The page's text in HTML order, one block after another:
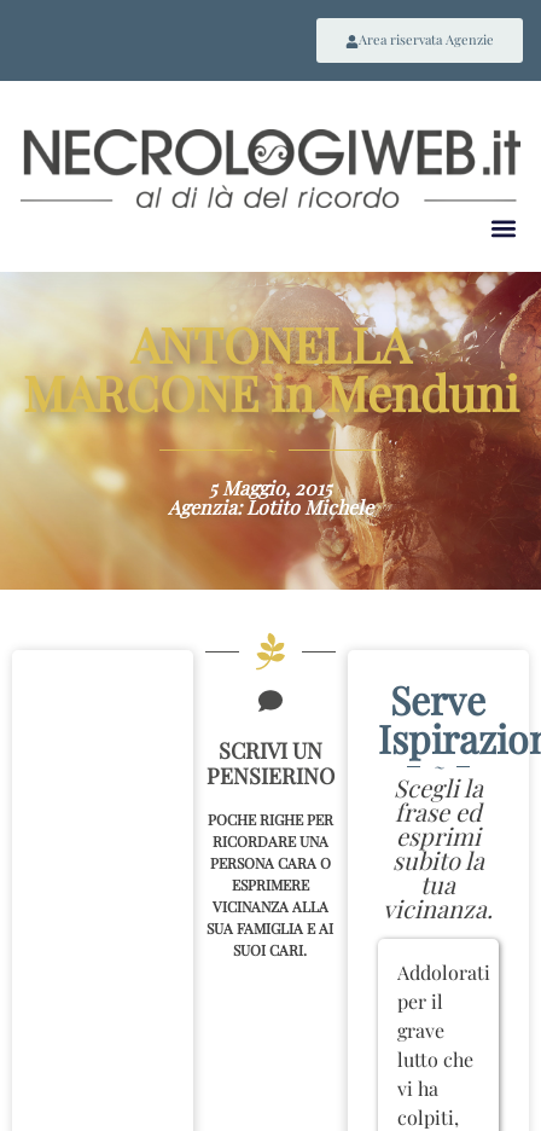
Area riservata Agenzie
ANTONELLA
MARCONE in Menduni
~
5 Maggio, 2015
Agenzia: Lotito Michele
SCRIVI UN
PENSIERINO
POCHE RIGHE PER
RICORDARE UNA
PERSONA CARA O
ESPRIMERE
VICINANZA ALLA
SUA FAMIGLIA E AI
SUOI CARI.
Serve
~
Scegli la
frase ed
esprimi
subito la
tua
vicinanza.
Addolorati
per il
grave
lutto che
vi ha
colpiti,